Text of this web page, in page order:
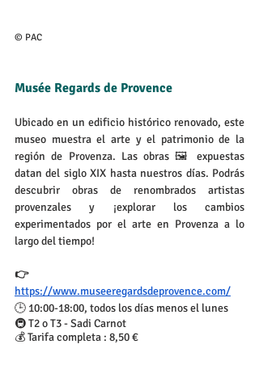
© PAC
Musée Regards de Provence
Ubicado en un edificio histórico renovado, este
museo muestra el arte y el patrimonio de la
región de Provenza. Las obras 🖼️ expuestas
datan del siglo XIX hasta nuestros días. Podrás
descubrir obras de renombrados artistas
provenzales y ¡explorar los cambios
experimentados por el arte en Provenza a lo
largo del tiempo!
👉
https://www.museeregardsdeprovence.com/
🕒 10:00-18:00, todos los días menos el lunes
🚇 T2 o T3 - Sadi Carnot
💰 Tarifa completa : 8,50 €